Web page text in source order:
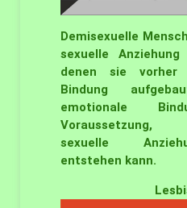
Demisexuelle
sexuelle
denen sie vorher
Bindung
emotionale
sexuelle
entstehen kann.